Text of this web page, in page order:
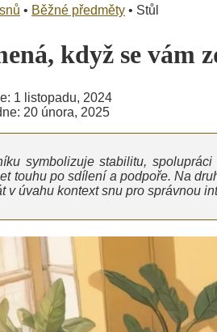
• Běžné předměty • Stůl
když se vám
1 listopadu, 2024
20 února, 2025
symbolizuje stabilitu,
touhu po sdílení a podpoře. Na
v úvahu kontext snu pro správnou